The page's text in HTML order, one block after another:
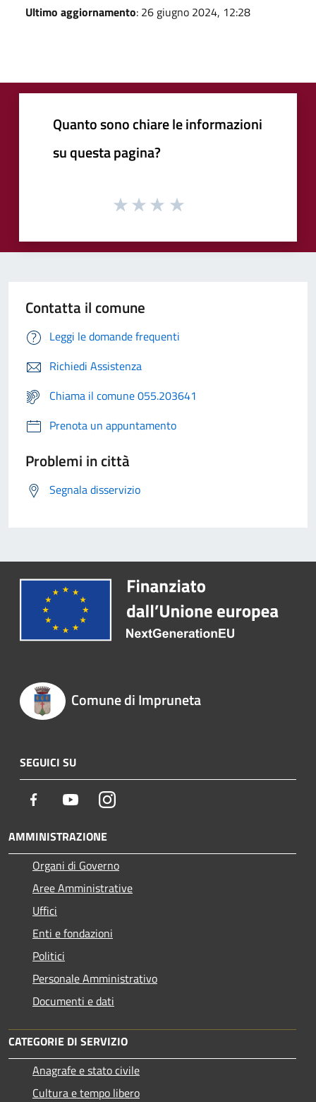
Ultimo aggiornamento: 26 giugno 2024, 12:28
Quanto sono chiare le informazioni
su questa pagina?
Contatta il comune
Leggi le domande frequenti
Richiedi Assistenza
Chiama il comune 055.203641
Prenota un appuntamento
Problemi in città
Segnala disservizio
Comune di Impruneta
SEGUICI SU
Facebook YoutubeInstagram
AMMINISTRAZIONE
Organi di Governo
Aree Amministrative
Uffici
Enti e fondazioni
Politici
Personale Amministrativo
Documenti e dati
CATEGORIE DI SERVIZIO
Anagrafe e stato civile
Cultura e tempo libero